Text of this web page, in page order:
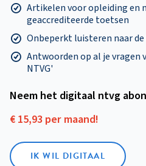
Artikelen voor opleiding en
geaccrediteerde toetsen
Onbeperkt luisteren naar
Antwoorden op al je vragen
NTVG'
Neem het digitaal ntvg
€ 15,93 per maand!
IK WIL DIGITAAL